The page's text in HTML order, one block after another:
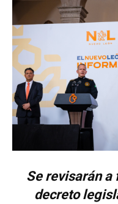
Se revisarán a
decreto